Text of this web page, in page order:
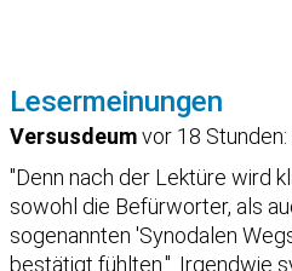
Lesermeinungen
Versusdeumvor 18 Stunden:
"Denn nach der Lektüre wird
sowohl die Befürworter, als
sogenannten 'Synodalen
bestätigt fühlten.". Irgendwie